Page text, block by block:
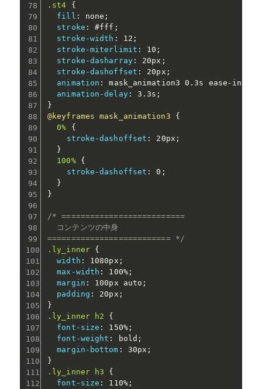
.st4
{
fill : none ;
stroke : #fff ;
stroke-width : 12 ;
stroke-miterlimit : 10 ;
stroke-dasharray: 20px ;
stroke-dashoffset : 20px ;
animation :
mask_animation3 0.3s ease-in
animation-delay: 3.3s ;
}
@keyframes mask_animation3
{
0%
{
stroke-dashoffset : 20px ;
}
100%
{
stroke-dashoffset : 0 ;
}
}
/* ==========================
  コンテンツの中身
========================== */
.ly_inner {
width : 1080px ;
max-width : 100%;
margin : 100px auto ;
padding : 20px ;
}
.ly_inner h2
{
font-size : 150%;
font-weight : bold ;
margin-bottom : 30px ;
}
.ly_inner h3
{
font-size : 110%;